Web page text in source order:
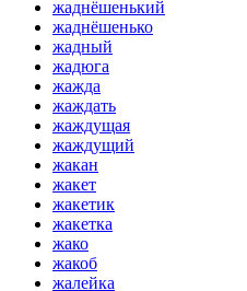
жаднёшенький
жаднёшенько
жадный
жадюга
жажда
жаждать
жаждущая
жаждущий
жакан
жакет
жакетик
жакетка
жако
жакоб
жалейка